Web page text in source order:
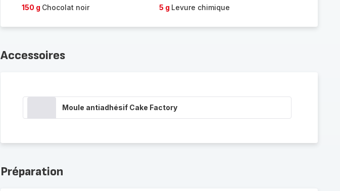
150 g Chocolat noir 5 g Levure chimique
Accessoires
Moule antiadhésif Cake Factory
Préparation